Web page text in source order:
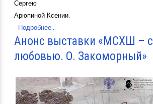
Сергею
Арюпиной Ксении.
Подробнее...
Анонс выставки «МСХШ – с
любовью. О. Закоморный»